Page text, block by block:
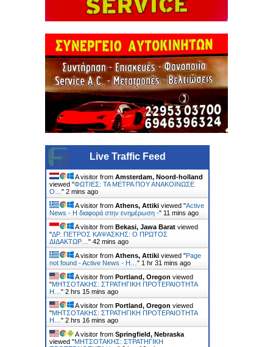
Live Traffic Feed
A visitor from Amsterdam, Noord-holland
viewed "ΦΩΤΙΕΣ: ΤΑ ΜΕΤΡΑ ΠΟΥ ΑΝΑΚΟΙΝΩΣΕ
Ο… " 2 mins ago
A visitor from Athens, Attiki viewed "Active
News - Η διαφορά στην ενημέρωση -" 11 mins ago
A visitor from Bekasi, Jawa Barat viewed
"ΔΡ. ΠΕΤΡΟΣ ΚΑΨΑΣΚΗΣ: Ο ΠΡΩΤΟΣ
ΔΙΔΑΚΤΩΡ… " 42 mins ago
A visitor from Athens, Attiki viewed "Page
not found - Active News - Η… " 1 hr 31 mins ago
A visitor from Portland, Oregon viewed
"ΜΗΤΣΟΤΑΚΗΣ: ΣΤΡΑΤΗΓΙΚΗ ΠΡΟΤΕΡΑΙΟΤΗΤΑ
Η… " 2 hrs 15 mins ago
A visitor from Portland, Oregon viewed
"ΜΗΤΣΟΤΑΚΗΣ: ΣΤΡΑΤΗΓΙΚΗ ΠΡΟΤΕΡΑΙΟΤΗΤΑ
Η… " 2 hrs 16 mins ago
A visitor from Springfield, Nebraska
viewed "ΜΗΤΣΟΤΑΚΗΣ: ΣΤΡΑΤΗΓΙΚΗ